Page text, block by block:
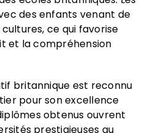
des enfants venant de
ce qui favorise
et la compréhension
britannique est reconnu
pour son excellence
obtenus ouvrent
prestigieuses au